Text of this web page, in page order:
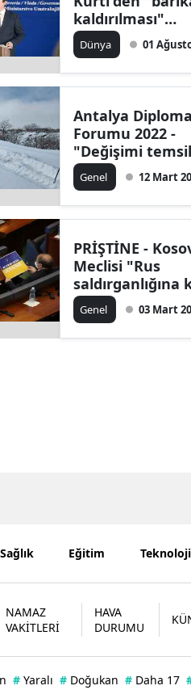
kaldırılması"
açıklaması
Dünya 01
Antalya
Forumu 2022 -
"Değişimi temsil
etmek" konulu
Genel 12 Mart
PRİŞTİNE -
Meclisi "Rus
saldırganlığına
Ukrayna'ya
kararını
Genel 03 Mart
Sağlık Eğitim Teknoloji
NAMAZ
VAKİTLERİ
HAVA
DURUMU
# Yaralı # Doğukan # Daha 17